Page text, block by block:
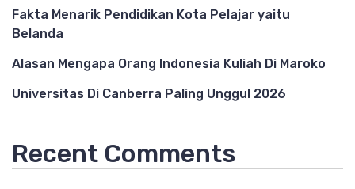
Fakta Menarik Pendidikan Kota Pelajar yaitu
Belanda
Alasan Mengapa Orang Indonesia Kuliah Di Maroko
Universitas Di Canberra Paling Unggul 2026
Recent Comments